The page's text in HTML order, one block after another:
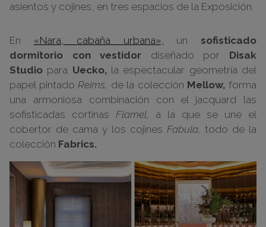
asientos y cojines, en tres espacios de la Exposición.
En «Nara, cabaña urbana», un sofisticado
dormitorio con vestidor diseñado por Disak
Studio para Uecko,la espectacular geometría del
papel pintadoReims, de la colección Mellow, forma
una armoniosa combinación con el jacquard las
sofisticadas cortinas Flamel, a la que se une el
cobertor de cama y los cojines Fabula, todo de la
colección Fabrics.